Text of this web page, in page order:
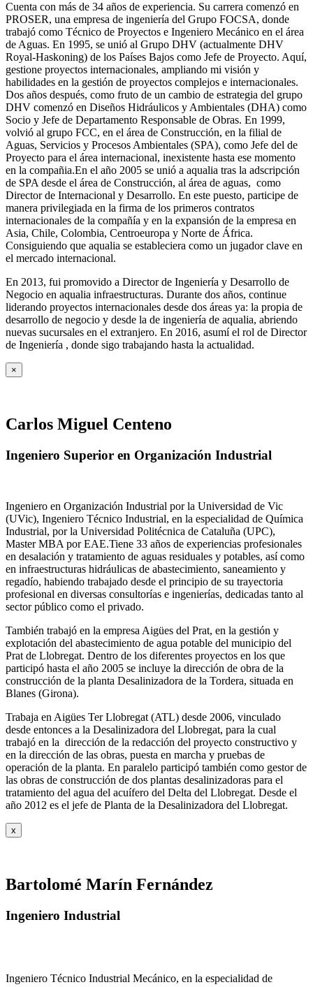
Cuenta con más de 34 años de experiencia. Su carrera comenzó en
PROSER, una empresa de ingeniería del Grupo FOCSA, donde
trabajó como Técnico de Proyectos e Ingeniero Mecánico en el área
de Aguas. En 1995, se unió al Grupo DHV (actualmente DHV
Royal-Haskoning) de los Países Bajos como Jefe de Proyecto. Aquí,
gestione proyectos internacionales, ampliando mi visión y
habilidades en la gestión de proyectos complejos e internacionales.
Dos años después, como fruto de un cambio de estrategia del grupo
DHV comenzó en Diseños Hidráulicos y Ambientales (DHA) como
Socio y Jefe de Departamento Responsable de Obras. En 1999,
volvió al grupo FCC, en el área de Construcción, en la filial de
Aguas, Servicios y Procesos Ambientales (SPA), como Jefe del de
Proyecto para el área internacional, inexistente hasta ese momento
en la compañia.En el año 2005 se unió a aqualia tras la adscripción
de SPA desde el área de Construcción, al área de aguas, como
Director de Internacional y Desarrollo. En este puesto, participe de
manera privilegiada en la firma de los primeros contratos
internacionales de la compañía y en la expansión de la empresa en
Asia, Chile, Colombia, Centroeuropa y Norte de África.
Consiguiendo que aqualia se estableciera como un jugador clave en
el mercado internacional.
En 2013, fui promovido a Director de Ingeniería y Desarrollo de
Negocio en aqualia infraestructuras. Durante dos años, continue
liderando proyectos internacionales desde dos áreas ya: la propia de
desarrollo de negocio y desde la de ingeniería de aqualia, abriendo
nuevas sucursales en el extranjero. En 2016, asumí el rol de Director
de Ingeniería , donde sigo trabajando hasta la actualidad.
×
Carlos Miguel Centeno
Ingeniero Superior en Organización Industrial
Ingeniero en Organización Industrial por la Universidad de Vic
(UVic), Ingeniero Técnico Industrial, en la especialidad de Química
Industrial, por la Universidad Politécnica de Cataluña (UPC),
Master MBA por EAE.Tiene 33 años de experiencias profesionales
en desalación y tratamiento de aguas residuales y potables, así como
en infraestructuras hidráulicas de abastecimiento, saneamiento y
regadío, habiendo trabajado desde el principio de su trayectoria
profesional en diversas consultorías e ingenierías, dedicadas tanto al
sector público como el privado.
También trabajó en la empresa Aigües del Prat, en la gestión y
explotación del abastecimiento de agua potable del municipio del
Prat de Llobregat. Dentro de los diferentes proyectos en los que
participó hasta el año 2005 se incluye la dirección de obra de la
construcción de la planta Desalinizadora de la Tordera, situada en
Blanes (Girona).
Trabaja en Aigües Ter Llobregat (ATL) desde 2006, vinculado
desde entonces a la Desalinizadora del Llobregat, para la cual
trabajó en la dirección de la redacción del proyecto constructivo y
en la dirección de las obras, puesta en marcha y pruebas de
operación de la planta. En paralelo participó también como gestor de
las obras de construcción de dos plantas desalinizadoras para el
tratamiento del agua del acuífero del Delta del Llobregat. Desde el
año 2012 es el jefe de Planta de la Desalinizadora del Llobregat.
x
Bartolomé Marín Fernández
Ingeniero Industrial
Ingeniero Técnico Industrial Mecánico, en la especialidad de